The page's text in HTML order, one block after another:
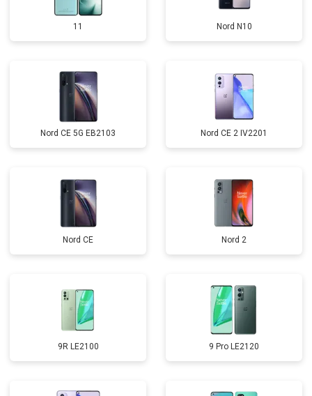
11 Nord N10
Nord CE 5G EB2103 Nord CE 2 IV2201
Nord CE Nord 2
9R LE2100 9 Pro LE2120